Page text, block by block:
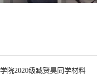
院2020级臧赟昊同学材料